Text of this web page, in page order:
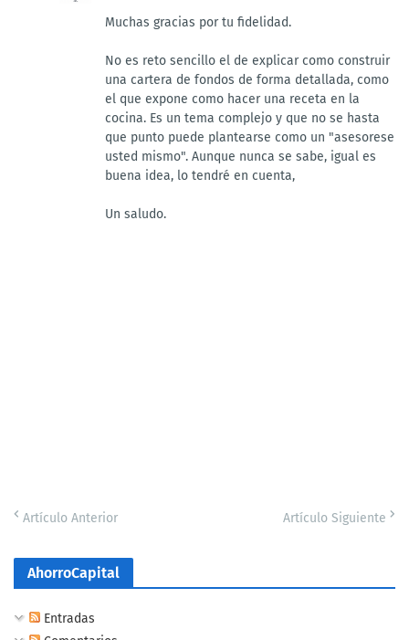
Muchas gracias por tu fidelidad.
No es reto sencillo el de explicar como construir
una cartera de fondos de forma detallada, como
el que expone como hacer una receta en la
cocina. Es un tema complejo y que no se hasta
que punto puede plantearse como un "asesorese
usted mismo". Aunque nunca se sabe, igual es
buena idea, lo tendré en cuenta,
Un saludo.
Artículo Anterior Artículo Siguiente
AhorroCapital
Entradas